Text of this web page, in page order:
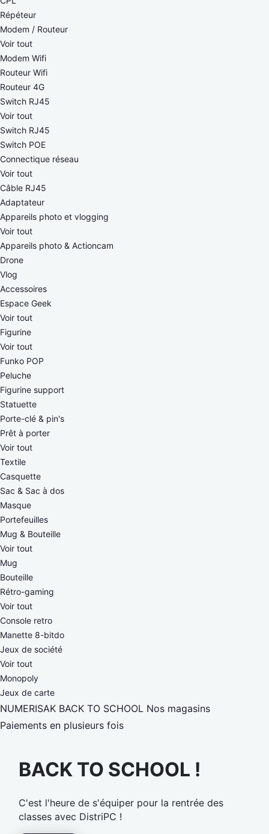
Répéteur
Modem / Routeur
Voir tout
Modem Wifi
Routeur Wifi
Routeur 4G
Switch RJ45
Voir tout
Switch RJ45
Switch POE
Connectique réseau
Voir tout
Câble RJ45
Adaptateur
Appareils photo et vlogging
Voir tout
Appareils photo & Actioncam
Drone
Vlog
Accessoires
Espace Geek
Voir tout
Figurine
Voir tout
Funko POP
Peluche
Figurine support
Statuette
Porte-clé & pin's
Prêt à porter
Voir tout
Textile
Casquette
Sac & Sac à dos
Masque
Portefeuilles
Mug & Bouteille
Voir tout
Mug
Bouteille
Rétro-gaming
Voir tout
Console retro
Manette 8-bitdo
Jeux de société
Voir tout
Monopoly
Jeux de carte
NUMERISAK BACK TO SCHOOL Nos magasins
Paiements en plusieurs fois
BACK TO SCHOOL !
C'est l'heure de s'équiper pour la rentrée des
classes avec DistriPC !